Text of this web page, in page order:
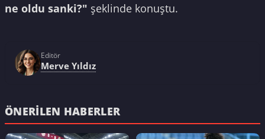
ne oldu sanki?" şeklinde konuştu.
Editör
Merve Yıldız
ÖNERILEN HABERLER